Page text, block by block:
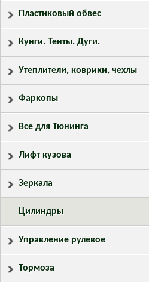
Пластиковый обвес
Кунги. Тенты. Дуги.
Утеплители, коврики, чехлы
Фаркопы
Все для Тюнинга
Лифт кузова
Зеркала
Цилиндры
Управление рулевое
Тормоза